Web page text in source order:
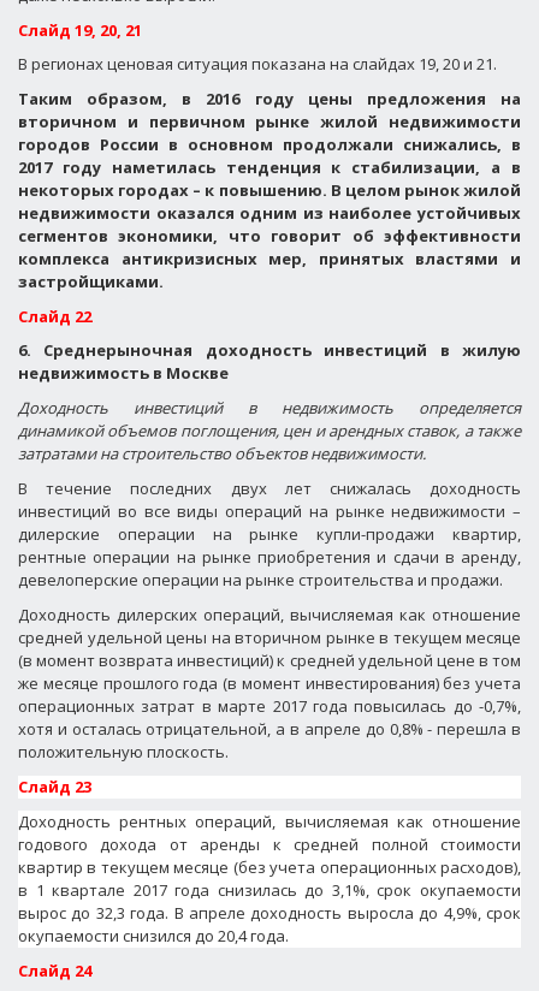
Слайд 19, 20, 21
В регионах ценовая ситуация показана на слайдах 19, 20 и 21.
Таким образом, в 2016 году цены предложения на
вторичном и первичном рынке жилой недвижимости
городов России в основном продолжали снижались, в
2017 году наметилась тенденция к стабилизации, а в
некоторых городах – к повышению. В целом рынок жилой
недвижимости оказался одним из наиболее устойчивых
сегментов экономики, что говорит об эффективности
комплекса антикризисных мер, принятых властями и
застройщиками.
Слайд 22
6. Среднерыночная доходность инвестиций в жилую
недвижимость в Москве
Доходность инвестиций в недвижимость определяется
динамикой объемов поглощения, цен и арендных ставок, а также
затратами на строительство объектов недвижимости.
В течение последних двух лет снижалась доходность
инвестиций во все виды операций на рынке недвижимости –
дилерские операции на рынке купли-продажи квартир,
рентные операции на рынке приобретения и сдачи в аренду,
девелоперские операции на рынке строительства и продажи.
Доходность дилерских операций, вычисляемая как отношение
средней удельной цены на вторичном рынке в текущем месяце
(в момент возврата инвестиций) к средней удельной цене в том
же месяце прошлого года (в момент инвестирования) без учета
операционных затрат в марте 2017 года повысилась до -0,7%,
хотя и осталась отрицательной, а в апреле до 0,8% - перешла в
положительную плоскость.
Слайд 23
Доходность рентных операций, вычисляемая как отношение
годового дохода от аренды к средней полной стоимости
квартир в текущем месяце (без учета операционных расходов),
в 1 квартале 2017 года снизилась до 3,1%, срок окупаемости
вырос до 32,3 года. В апреле доходность выросла до 4,9%, срок
окупаемости снизился до 20,4 года.
Слайд 24